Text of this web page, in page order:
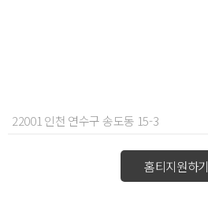
22001 인천 연수구 송도동 15-3
홈티지원하기